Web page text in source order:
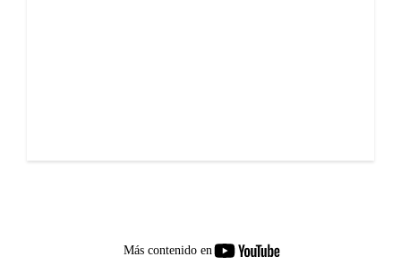
Más contenido en
youtube-